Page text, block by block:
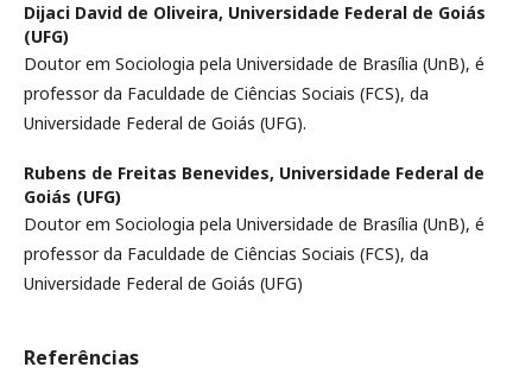
Dijaci David de Oliveira, Universidade Federal de Goiás
(UFG)
Doutor em Sociologia pela Universidade de Brasília (UnB), é
professor da Faculdade de Ciências Sociais (FCS), da
Universidade Federal de Goiás (UFG).
Rubens de Freitas Benevides, Universidade Federal de
Goiás (UFG)
Doutor em Sociologia pela Universidade de Brasília (UnB), é
professor da Faculdade de Ciências Sociais (FCS), da
Universidade Federal de Goiás (UFG)
Referências